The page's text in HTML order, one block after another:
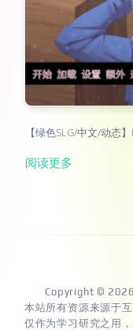
【绿色SLG/中文/动态
阅读更多
Copyright © 2026
本站所有资源来源于
仅作为学习研究之用